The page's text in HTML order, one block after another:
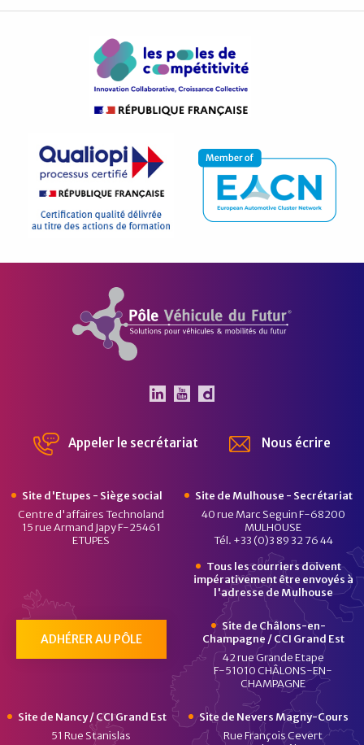
Pôle Véhicule du Futur
Appeler le secrétariat Nous écrire
Site d'Etupes - Siège social
Centre d'affaires Technoland
15 rue Armand Japy F-25461
ETUPES
Site de Mulhouse - Secrétariat
40 rue Marc Seguin F-68200
MULHOUSE
Tél. +33 (0)3 89 32 76 44
Tous les courriers doivent
impérativement être envoyés à
l'adresse de Mulhouse
ADHÉRER AU PÔLE
Site de Châlons-en-
Champagne / CCI Grand Est
42 rue Grande Etape
F-51010 CHÂLONS-EN-
CHAMPAGNE
Site de Nancy / CCI Grand Est
51 Rue Stanislas
Site de Nevers Magny-Cours
Rue François Cevert